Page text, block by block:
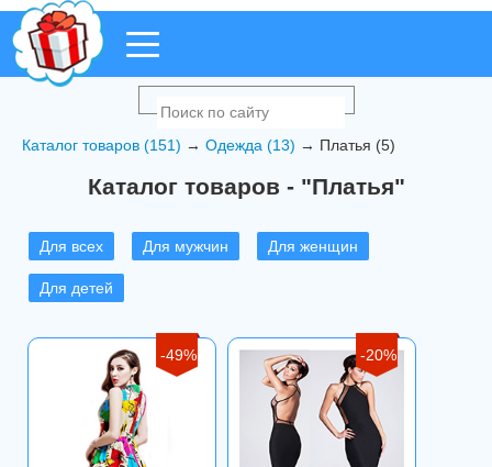
Каталог товаров (151) → Одежда (13) → Платья (5)
Каталог товаров - "Платья"
Для всех Для мужчин Для женщин
Для детей
-49% -20%